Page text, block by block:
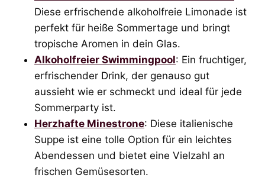
Diese erfrischende alkoholfreie Limonade ist
perfekt für heiße Sommertage und bringt
tropische Aromen in dein Glas.
Alkoholfreier Swimmingpool: Ein fruchtiger,
erfrischender Drink, der genauso gut
aussieht wie er schmeckt und ideal für jede
Sommerparty ist.
Herzhafte Minestrone: Diese italienische
Suppe ist eine tolle Option für ein leichtes
Abendessen und bietet eine Vielzahl an
frischen Gemüsesorten.